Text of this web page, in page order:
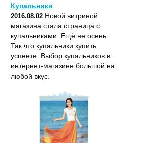
Купальники
2016.08.02Новой витриной
магазина стала страница с
купальниками. Ещё не осень.
Так что купальники купить
успеете. Выбор купальников в
интернет-магазине большой на
любой вкус.